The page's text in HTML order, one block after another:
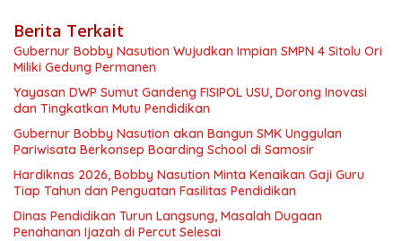
Berita Terkait
Gubernur Bobby Nasution Wujudkan Impian SMPN 4 Sitolu Ori
Miliki Gedung Permanen
Yayasan DWP Sumut Gandeng FISIPOL USU, Dorong Inovasi
dan Tingkatkan Mutu Pendidikan
Gubernur Bobby Nasution akan Bangun SMK Unggulan
Pariwisata Berkonsep Boarding School di Samosir
Hardiknas 2026, Bobby Nasution Minta Kenaikan Gaji Guru
Tiap Tahun dan Penguatan Fasilitas Pendidikan
Dinas Pendidikan Turun Langsung, Masalah Dugaan
Penahanan Ijazah di Percut Selesai